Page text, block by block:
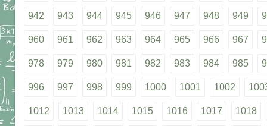
942 943 944 945 946 947 948 949
960 961 962 963 964 965 966 967
978 979 980 981 982 983 984 985
996 997 998 999 1000 1001 1002
1012 1013 1014 1015 1016 1017 1018